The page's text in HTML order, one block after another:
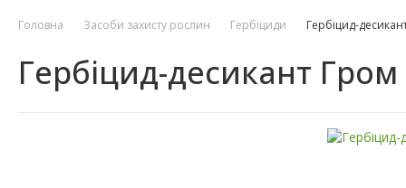
Головна Засоби захисту рослин Гербіциди Гербіцид-
Гербіцид-десикант